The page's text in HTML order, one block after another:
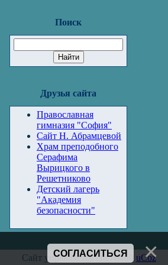
Поиск
Друзья сайта
Православная
гимназия "София"
Сайт Н. Абрамцевой
Храм преподобного
Серафима
Вырицкого в
Решетниково
Детский лагерь
"Академия
безопасности"
Сайт управляется системой uCoz
СОГЛАСИТЬСЯ